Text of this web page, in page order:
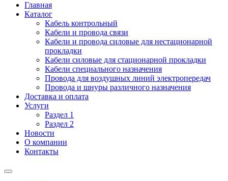
Главная
Каталог
Кабель контрольный
Кабели и провода связи
Кабели и провода силовые для нестационарной
прокладки
Кабели силовые для стационарной прокладки
Кабели специального назначения
Провода для воздушных линий электропередач
Провода и шнуры различного назначения
Доставка и оплата
Услуги
Раздел 1
Раздел 2
Новости
О компании
Контакты